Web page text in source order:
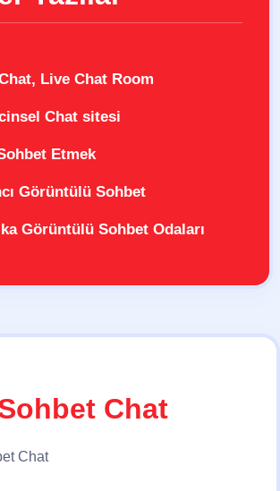
Live Chat Room
Chat sitesi
Etmek
Görüntülü Sohbet
Görüntülü Sohbet Odaları
Chat